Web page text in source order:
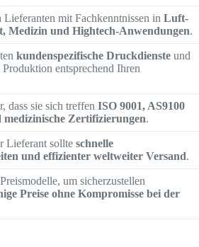
Lieferanten mit Fachkenntnissen inLuft-
Medizin und Hightech-Anwendungen.
kundenspezifische Druckdienste und
entsprechend Ihren
dass sie sich treffenISO 9001, AS9100
Zertifizierungen.
Lieferant sollteschnelle
und effizienter weltweiter Versand.
um sicherzustellen
Preise ohne Kompromisse bei der